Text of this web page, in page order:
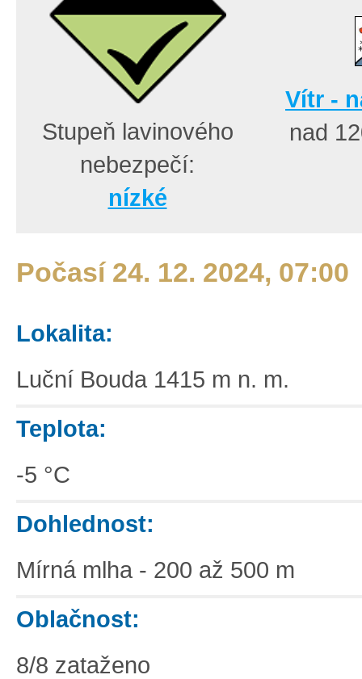
Stupeň lavinového
nebezpečí:
nízké
Vítr -
nad
Počasí 24. 12. 2024, 07:00
Lokalita:
Luční Bouda 1415 m n. m.
Teplota:
-5 °C
Dohlednost:
Mírná mlha - 200 až 500 m
Oblačnost:
8/8 zataženo